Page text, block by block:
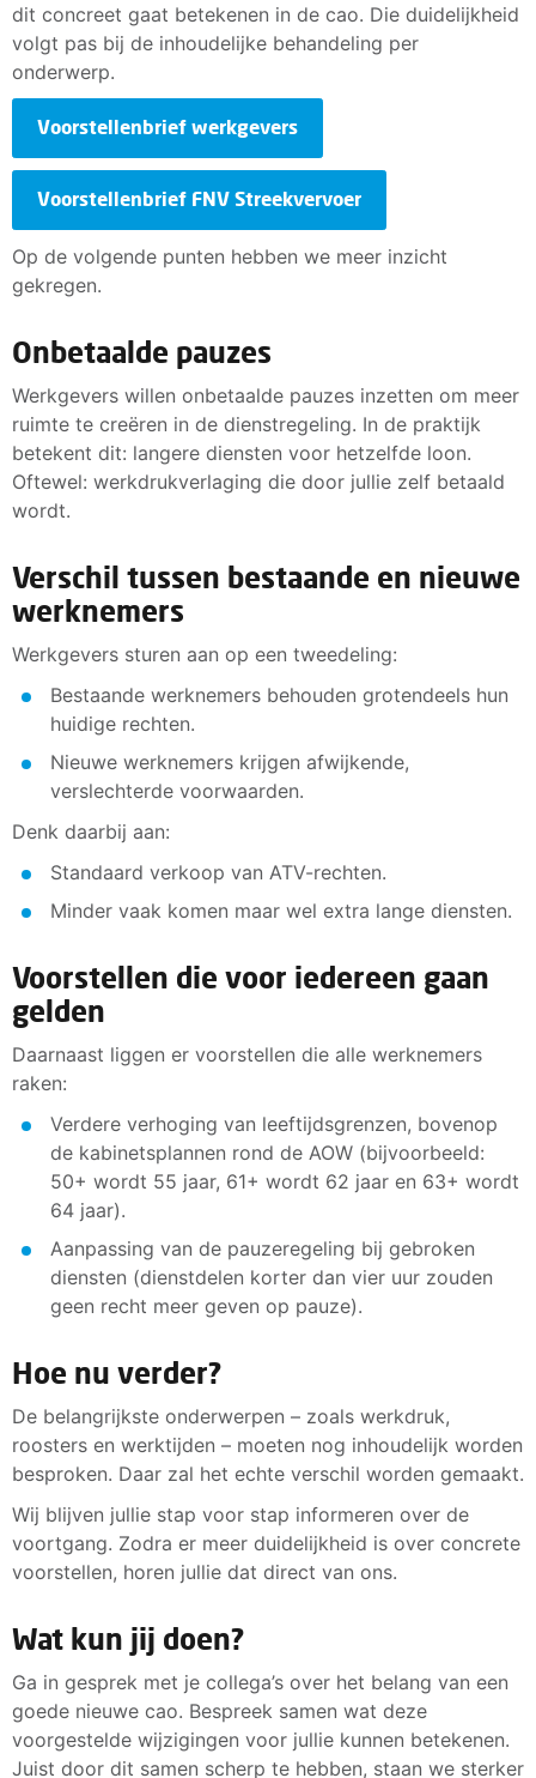
dit concreet gaat betekenen in de cao. Die duidelijkheid
volgt pas bij de inhoudelijke behandeling per
onderwerp.
Voorstellenbrief werkgevers
Voorstellenbrief FNV Streekvervoer
Op de volgende punten hebben we meer inzicht
gekregen.
Onbetaalde pauzes
Werkgevers willen onbetaalde pauzes inzetten om meer
ruimte te creëren in de dienstregeling. In de praktijk
betekent dit: langere diensten voor hetzelfde loon.
Oftewel: werkdrukverlaging die door jullie zelf betaald
wordt.
Verschil tussen bestaande en nieuwe
werknemers
Werkgevers sturen aan op een tweedeling:
Bestaande werknemers behouden grotendeels hun
huidige rechten.
Nieuwe werknemers krijgen afwijkende,
verslechterde voorwaarden.
Denk daarbij aan:
Standaard verkoop van ATV-rechten.
Minder vaak komen maar wel extra lange diensten.
Voorstellen die voor iedereen gaan
gelden
Daarnaast liggen er voorstellen die alle werknemers
raken:
Verdere verhoging van leeftijdsgrenzen, bovenop
de kabinetsplannen rond de AOW (bijvoorbeeld:
50+ wordt 55 jaar, 61+ wordt 62 jaar en 63+ wordt
64 jaar).
Aanpassing van de pauzeregeling bij gebroken
diensten (dienstdelen korter dan vier uur zouden
geen recht meer geven op pauze).
Hoe nu verder?
De belangrijkste onderwerpen – zoals werkdruk,
roosters en werktijden – moeten nog inhoudelijk worden
besproken. Daar zal het echte verschil worden gemaakt.
Wij blijven jullie stap voor stap informeren over de
voortgang. Zodra er meer duidelijkheid is over concrete
voorstellen, horen jullie dat direct van ons.
Wat kun jij doen?
Ga in gesprek met je collega’s over het belang van een
goede nieuwe cao. Bespreek samen wat deze
voorgestelde wijzigingen voor jullie kunnen betekenen.
Juist door dit samen scherp te hebben, staan we sterker